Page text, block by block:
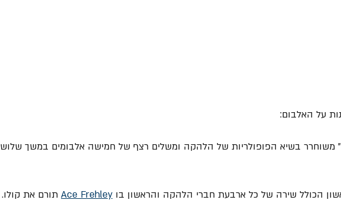
1. האלבום "Love Gun" משוחרר בשיא הפופולריות של הלהקה ומשלים רצף של חמישה אלבומים במשך שלוש
Ace Frehley תורם את קולו.